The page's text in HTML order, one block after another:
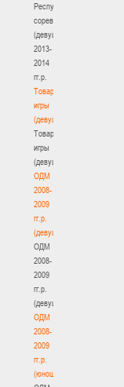
Республиканские
соревнования
(девушки)
2013-
2014
гг.р.
Товарищеские
игры
(девушки)
Товарищеские
игры
(девушки)
ОДМ
2008-
2009
гг.р.
(девушки)
ОДМ
2008-
2009
гг.р.
(девушки)
ОДМ
2008-
2009
гг.р.
(юноши)